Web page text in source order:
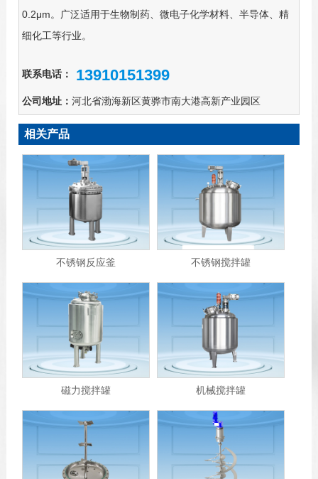
0.2μm。广泛适用于生物制药、微电子化学材料、半导体、精
细化工等行业。
联系电话： 13910151399
公司地址：河北省渤海新区黄骅市南大港高新产业园区
相关产品
不锈钢反应釜 不锈钢搅拌罐
磁力搅拌罐 机械搅拌罐